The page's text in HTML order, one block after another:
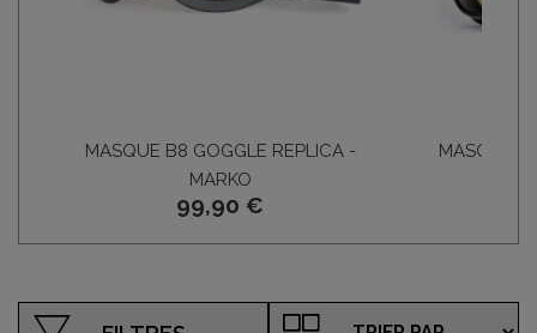
MASQUE B8 GOGGLE REPLICA -
MARKO
99,90 €
MASQUE